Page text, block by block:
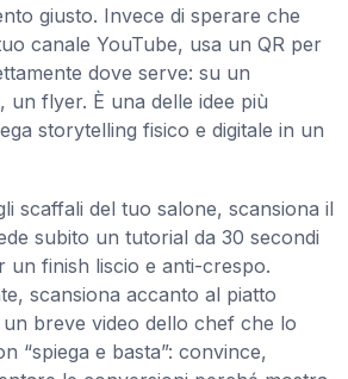
giusto. Invece di sperare che
canale YouTube, usa un QR per
dove serve: su un
flyer. È una delle idee più
storytelling fisico e digitale in un
scaffali del tuo salone, scansiona il
subito un tutorial da 30 secondi
un finish liscio e anti-crespo.
scansiona accanto al piatto
breve video dello chef che lo
“spiega e basta”: convince,